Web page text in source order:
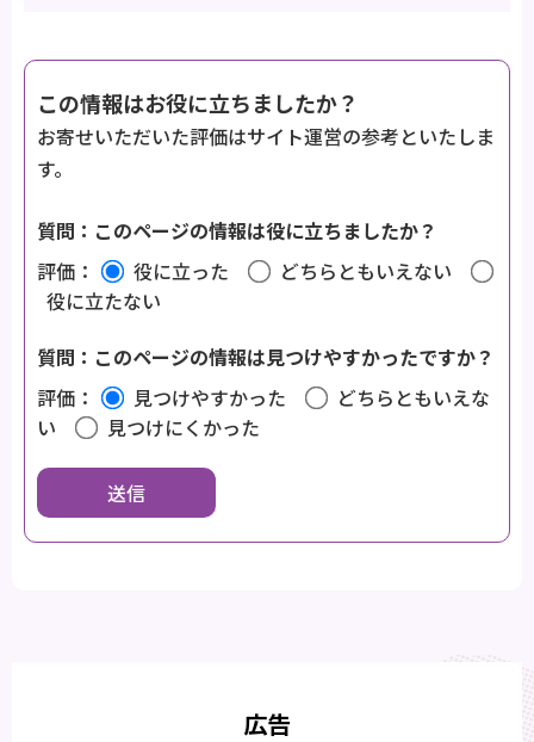
この情報はお役に立ちましたか？
お寄せいただいた評価はサイト運営の参考といたしま
す。
質問：このページの情報は役に立ちましたか？
評価：
役に立った
どちらともいえない
役に立たない
質問：このページの情報は見つけやすかったですか？
評価：
見つけやすかった
どちらともいえな
い
見つけにくかった
広告